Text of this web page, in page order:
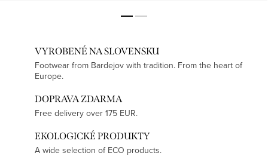
VYROBENÉ NA SLOVENSKU
Footwear from Bardejov with tradition. From the heart of
Europe.
DOPRAVA ZDARMA
Free delivery over 175 EUR.
EKOLOGICKÉ PRODUKTY
A wide selection of ECO products.